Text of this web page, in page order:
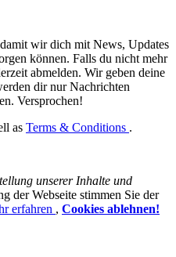
wir dich mit News, Updates
können. Falls du nicht mehr
abmelden. Wir geben deine
dir nur Nachrichten
Versprochen!
as Terms & Conditions .
unserer Inhalte und
der Webseite stimmen Sie der
erfahren , Cookies ablehnen!